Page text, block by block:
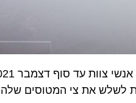
ממשיכה להרחיב פעילותה ומודיעה על מסע גיוסים אינטנסיבי של 200 טייסים ו-800 אנשי צוות עד סוף דצמבר 2021.
את צי המטוסים שלה